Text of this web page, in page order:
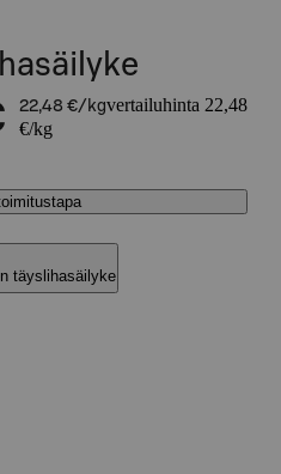
22,48 €/kgvertailuhinta 22,48
€/kg
täyslihasäilyke